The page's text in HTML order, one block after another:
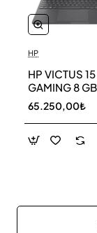
HP
HP VICTUS 15
GAMING 8
GB SSD
FA0011NT
65.250,00₺